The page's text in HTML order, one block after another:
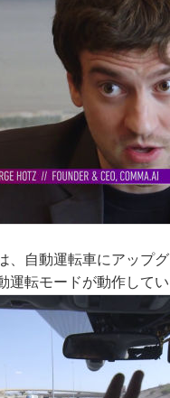
、自動運転車にアップ
運転モードが動作して